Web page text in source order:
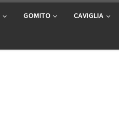
GOMITO CAVIGLIA